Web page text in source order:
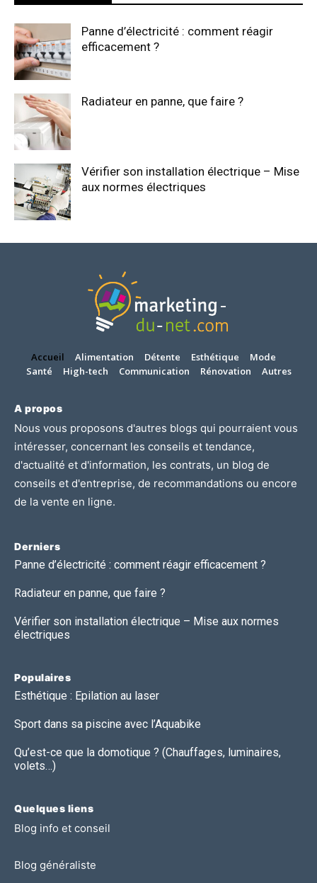
Panne d’électricité : comment réagir
efficacement ?
Radiateur en panne, que faire ?
Vérifier son installation électrique – Mise
aux normes électriques
Accueil Alimentation Détente Esthétique
Mode
Santé
High-tech Communication Rénovation Autres
A propos
Nous vous proposons d'autres blogs qui pourraient vous
intéresser, concernant les conseils et tendance,
d'actualité et d'information, les contrats, un blog de
conseils et d'entreprise, de recommandations ou encore
de la vente en ligne.
Derniers
Panne d’électricité : comment réagir efficacement ?
Radiateur en panne, que faire ?
Vérifier son installation électrique – Mise aux normes
électriques
Populaires
Esthétique : Epilation au laser
Sport dans sa piscine avec l’Aquabike
Qu’est-ce que la domotique ? (Chauffages, luminaires,
volets…)
Quelques liens
Blog info et conseil
Blog généraliste